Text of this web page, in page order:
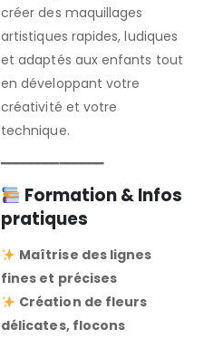
créer des maquillages
artistiques rapides, ludiques
et adaptés aux enfants tout
en développant votre
créativité et votre
technique.
━━━━━━━━━━━━━━
Formation & Infos
pratiques
Maîtrise des lignes
fines et précises
Création de fleurs
délicates, flocons